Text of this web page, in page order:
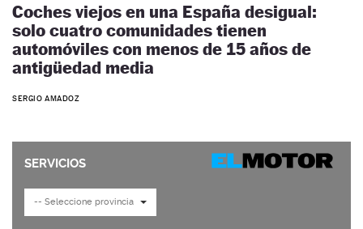
Coches viejos en una España desigual:
solo cuatro comunidades tienen
automóviles con menos de 15 años de
antigüedad media
SERGIO AMADOZ